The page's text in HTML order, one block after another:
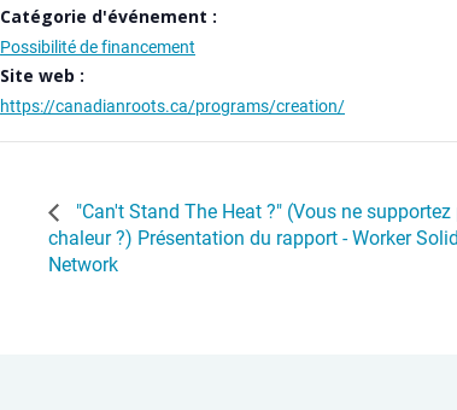
Catégorie d'événement :
Possibilité de financement
Site web :
https://canadianroots.ca/programs/creation/
"Can't Stand The Heat ?" (Vous ne supportez
chaleur ?) Présentation du rapport - Worker
Network